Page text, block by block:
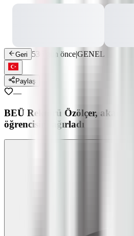
Geri 536 gün önce|GENEL
Paylaş
—
BEÜ Rektörü Özölçer,
öğrencisini ağırladı